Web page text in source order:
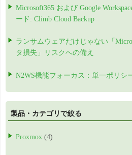
Microsoft365 および Google
ード: Climb Cloud Backup
ランサムウェアだけじゃない「
タ損失」リスクへの備え
N2WS機能フォーカス：単一ポリシ
製品・カテゴリで絞る
Proxmox (4)